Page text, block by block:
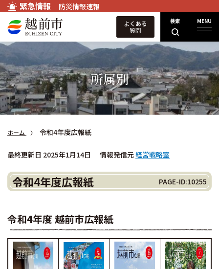
緊急情報 防災情報速報
検索 MENU
よくある
質問
所属別
ホーム 令和4年度広報紙
最終更新日 2025年1月14日 情報発信元経営戦略室
令和4年度広報紙 PAGE-ID:10255
令和4年度 越前市広報紙